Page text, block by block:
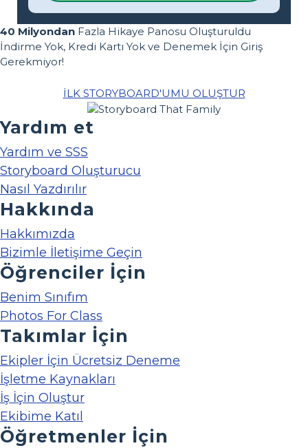
40 Milyondan Fazla Hikaye Panosu Oluşturuldu
İndirme Yok, Kredi Kartı Yok ve Denemek İçin Giriş
Gerekmiyor!
İLK STORYBOARD'UMU OLUŞTUR
Yardım et
Yardım ve SSS
Storyboard Oluşturucu
Nasıl Yazdırılır
Hakkında
Hakkımızda
Bizimle İletişime Geçin
Öğrenciler İçin
Benim Sınıfım
Photos For Class
Takımlar İçin
Ekipler İçin Ücretsiz Deneme
İşletme Kaynakları
İş İçin Oluştur
Ekibime Katıl
Öğretmenler İçin